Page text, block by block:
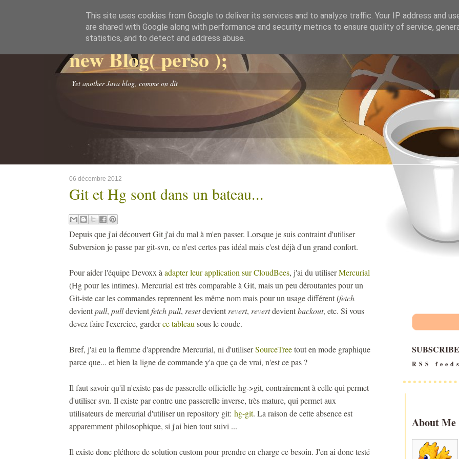
new Blog( perso );
Yet another Java blog, comme on dit
06 décembre 2012
Git et Hg sont dans un bateau...
Depuis que j'ai découvert Git j'ai du mal à m'en passer. Lorsque je suis contraint d'utiliser
Subversion je passe par git-svn, ce n'est certes pas idéal mais c'est déjà d'un grand confort.
Pour aider l'équipe Devoxx à adapter leur application sur CloudBees, j'ai du utiliserMercurial
(Hg pour les intimes). Mercurial est très comparable à Git, mais un peu déroutantes pour un
Git-iste car les commandes reprennent les même nom mais pour un usage différent (fetch
devientpull, pulldevientfetch pull, resetdevient revert, revertdevientbackout, etc. Si vous
devez faire l'exercice, garderce tableau sous le coude.
Bref, j'ai eu la flemme d'apprendre Mercurial, ni d'utiliserSourceTreetout en mode graphique
parce que... et bien la ligne de commande y'a que ça de vrai, n'est ce pas ?
Il faut savoir qu'il n'existe pas de passerelle officielle hg->git, contrairement à celle qui permet
d'utiliser svn. Il existe par contre une passerelle inverse, très mature, qui permet aux
utilisateurs de mercurial d'utiliser un repository git: hg-git. La raison de cette absence est
apparemment philosophique, si j'ai bien tout suivi ...
Il existe donc pléthore de solution custom pour prendre en charge ce besoin. J'en ai donc testé
SUBSCRIBE
RSS
About Me
This site uses cookies from Google to deliver its services and to analyze traffic. Your IP address and
are shared with Google along with performance and security metrics to ensure quality of service,
statistics, and to detect and address abuse.